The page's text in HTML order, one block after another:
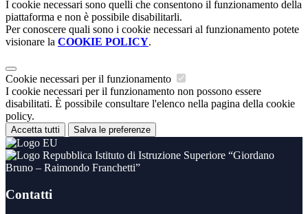
I cookie necessari sono quelli che consentono il funzionamento della
piattaforma e non è possibile disabilitarli.
Per conoscere quali sono i cookie necessari al funzionamento potete
visionare la COOKIE POLICY.
Cookie necessari per il funzionamento
I cookie necessari per il funzionamento non possono essere
disabilitati. È possibile consultare l'elenco nella pagina della cookie
policy.
Accetta tutti Salva le preferenze
Istituto di Istruzione Superiore “Giordano
Bruno – Raimondo Franchetti”
Contatti